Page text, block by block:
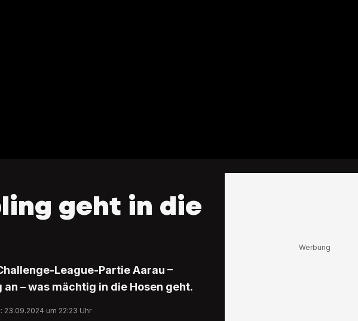
geht in die
League-Partie Aarau –
– was mächtig in die Hosen geht.
23.09.2024 um 22:23 Uhr